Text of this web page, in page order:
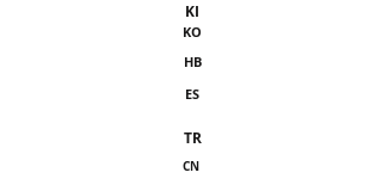
TR
CN
KI
KO
HB
ES